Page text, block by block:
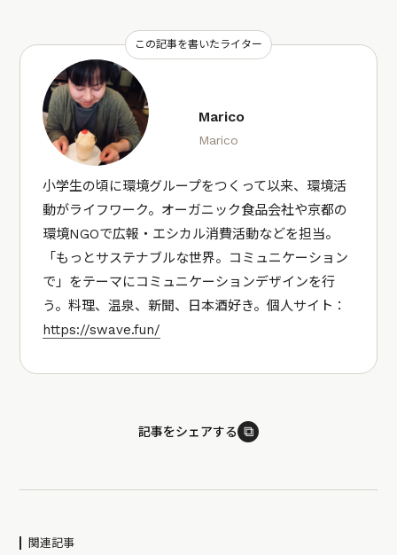
この記事を書いたライター
Marico
Marico
小学生の頃に環境グループをつくって以来、環境活
動がライフワーク。オーガニック食品会社や京都の
環境NGOで広報・エシカル消費活動などを担当。
「もっとサステナブルな世界。コミュニケーション
で」をテーマにコミュニケーションデザインを行
う。料理、温泉、新聞、日本酒好き。個人サイト：
https://swave.fun/
記事をシェアする ⧉
関連記事